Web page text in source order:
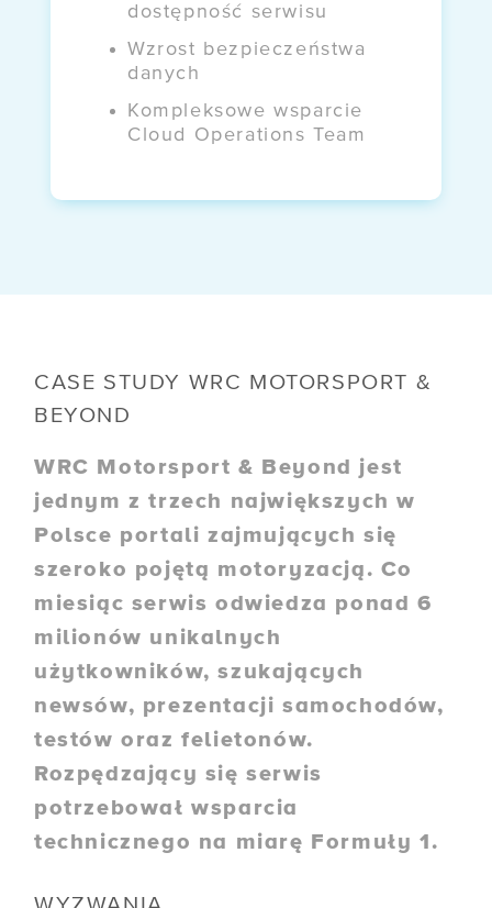
dostępność serwisu
Wzrost bezpieczeństwa
danych
Kompleksowe wsparcie
Cloud Operations Team
CASE STUDY WRC MOTORSPORT &
BEYOND
WRC Motorsport & Beyond jest
jednym z trzech największych w
Polsce portali zajmujących się
szeroko pojętą motoryzacją. Co
miesiąc serwis odwiedza ponad 6
milionów unikalnych
użytkowników, szukających
newsów, prezentacji samochodów,
testów oraz felietonów.
Rozpędzający się serwis
potrzebował wsparcia
technicznego na miarę Formuły 1.